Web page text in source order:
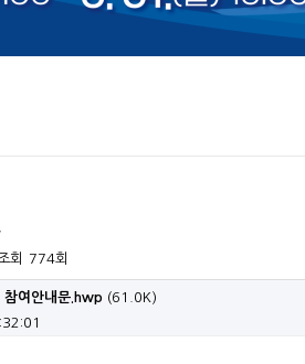
회 774회
여안내문.hwp (61.0K)